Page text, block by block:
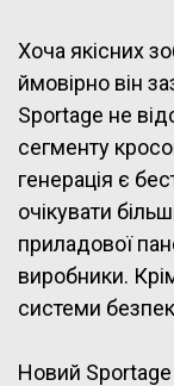
Хоча якісних
ймовірно він
Sportage не
сегменту
генерація є
очікувати
приладової
виробники.
системи
Новий